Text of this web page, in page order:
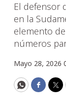
El defensor
en la
elemento
números
Mayo 28, 2026
WhatsApp